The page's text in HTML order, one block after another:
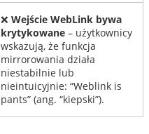
❌ Wejście WebLink bywa
krytykowane– użytkownicy
wskazują, że funkcja
mirrorowania działa
niestabilnie lub
nieintuicyjnie: “Weblink is
pants” (ang. “kiepski”).